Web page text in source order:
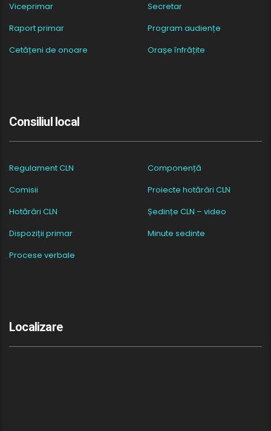
Viceprimar
Secretar
Raport primar
Program audiențe
Cetățeni de onoare
Orașe înfrățite
Consiliul local
Regulament CLN
Componență
Comisii
Proiecte hotărâri CLN
Hotărâri CLN
Ședințe CLN – video
Dispoziții primar
Minute sedinte
Procese verbale
Localizare